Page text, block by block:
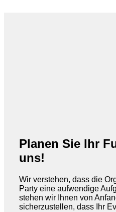
Planen Sie Ihr
uns!
Wir verstehen, dass die
Party eine aufwendige
stehen wir Ihnen von
sicherzustellen, dass Ihr